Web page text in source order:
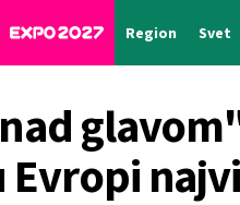
Region Svet